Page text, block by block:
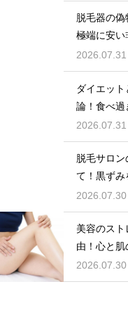
脱毛器の偽
極端に安い
ための公式
2026.07.31
ダイエッ
論！食べ過
2026.07.31
脱毛サロ
て！黒ずみ
る肌へ導く
2026.07.30
美容のス
由！心と肌
解く
2026.07.30